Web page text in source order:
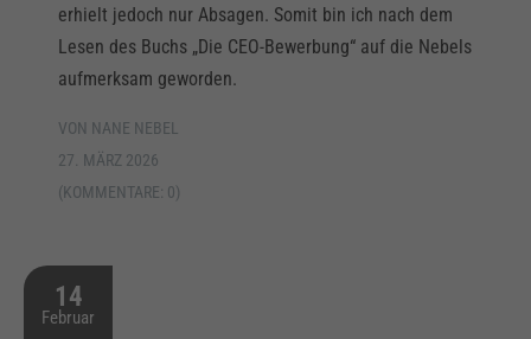
erhielt jedoch nur Absagen. Somit bin ich nach dem
Lesen des Buchs „Die CEO-Bewerbung“ auf die Nebels
aufmerksam geworden.
VON NANE NEBEL
27. MÄRZ 2026
(KOMMENTARE: 0)
14
Februar